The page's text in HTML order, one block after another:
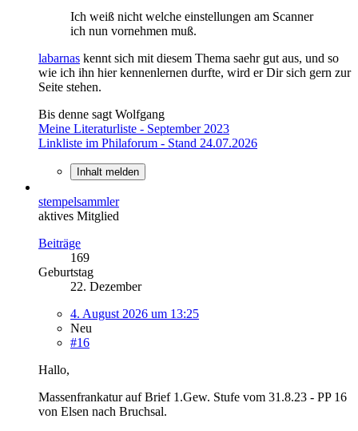
Ich weiß nicht welche einstellungen am Scanner
ich nun vornehmen muß.
labarnas kennt sich mit diesem Thema saehr gut aus, und so
wie ich ihn hier kennenlernen durfte, wird er Dir sich gern zur
Seite stehen.
Bis denne sagt Wolfgang
Meine Literaturliste - September 2023
Linkliste im Philaforum - Stand 24.07.2026
Inhalt melden
stempelsammler
aktives Mitglied
Beiträge
169
Geburtstag
22. Dezember
4. August 2026 um 13:25
Neu
#16
Hallo,
Massenfrankatur auf Brief 1.Gew. Stufe vom 31.8.23 - PP 16
von Elsen nach Bruchsal.